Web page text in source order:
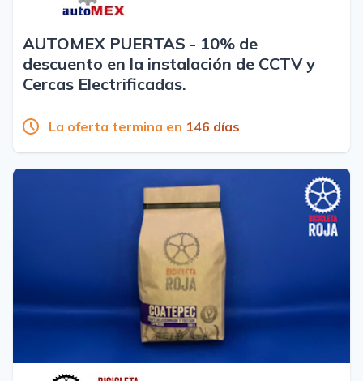
AUTOMEX PUERTAS - 10% de
descuento en la instalación de CCTV y
Cercas Electrificadas.
La oferta termina en 146 días